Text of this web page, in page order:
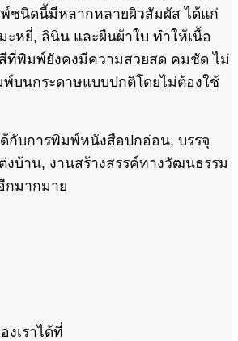
ชนิดนี้มีหลากหลายผิวสัมผัส ได้แก่
ะหยี่, ลินิน และผืนผ้าใบ ทำให้เนื้อ
ที่พิมพ์ยังคงมีความสวยสด คมชัด ไม่
พ์บนกระดาษแบบปกติโดยไม่ต้องใช้
กับการพิมพ์หนังสือปกอ่อน, บรรจุ
บ้าน, งานสร้างสรรค์ทางวัฒนธรรม
กมากมาย
เราได้ที่